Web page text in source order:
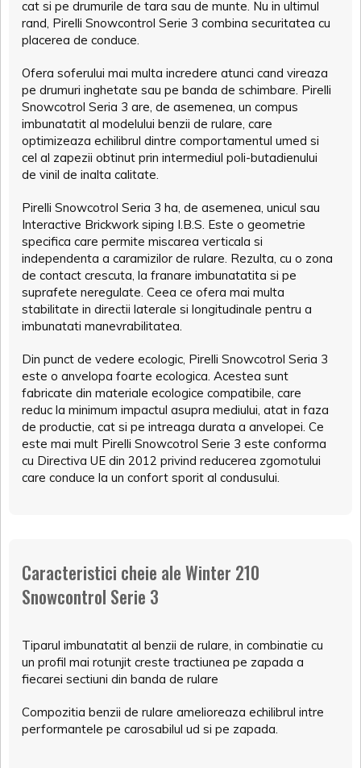
cat si pe drumurile de tara sau de munte. Nu in ultimul
rand, Pirelli Snowcontrol Serie 3 combina securitatea cu
placerea de conduce.
Ofera soferului mai multa incredere atunci cand vireaza
pe drumuri inghetate sau pe banda de schimbare. Pirelli
Snowcotrol Seria 3 are, de asemenea, un compus
imbunatatit al modelului benzii de rulare, care
optimizeaza echilibrul dintre comportamentul umed si
cel al zapezii obtinut prin intermediul poli-butadienului
de vinil de inalta calitate.
Pirelli Snowcotrol Seria 3 ha, de asemenea, unicul sau
Interactive Brickwork siping I.B.S. Este o geometrie
specifica care permite miscarea verticala si
independenta a caramizilor de rulare. Rezulta, cu o zona
de contact crescuta, la franare imbunatatita si pe
suprafete neregulate. Ceea ce ofera mai multa
stabilitate in directii laterale si longitudinale pentru a
imbunatati manevrabilitatea.
Din punct de vedere ecologic, Pirelli Snowcotrol Seria 3
este o anvelopa foarte ecologica. Acestea sunt
fabricate din materiale ecologice compatibile, care
reduc la minimum impactul asupra mediului, atat in faza
de productie, cat si pe intreaga durata a anvelopei. Ce
este mai mult Pirelli Snowcotrol Serie 3 este conforma
cu Directiva UE din 2012 privind reducerea zgomotului
care conduce la un confort sporit al condusului.
Caracteristici cheie ale Winter 210
Snowcontrol Serie 3
Tiparul imbunatatit al benzii de rulare, in combinatie cu
un profil mai rotunjit creste tractiunea pe zapada a
fiecarei sectiuni din banda de rulare
Compozitia benzii de rulare amelioreaza echilibrul intre
performantele pe carosabilul ud si pe zapada.